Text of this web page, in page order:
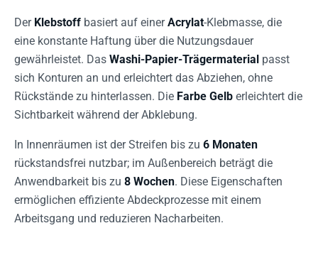
Der Klebstoff basiert auf einerAcrylat-Klebmasse, die
eine konstante Haftung über die Nutzungsdauer
gewährleistet. Das Washi-Papier-Trägermaterial passt
sich Konturen an und erleichtert das Abziehen, ohne
Rückstände zu hinterlassen. Die Farbe Gelb erleichtert die
Sichtbarkeit während der Abklebung.
In Innenräumen ist der Streifen bis zu 6 Monaten
rückstandsfrei nutzbar; im Außenbereich beträgt die
Anwendbarkeit bis zu 8 Wochen. Diese Eigenschaften
ermöglichen effiziente Abdeckprozesse mit einem
Arbeitsgang und reduzieren Nacharbeiten.